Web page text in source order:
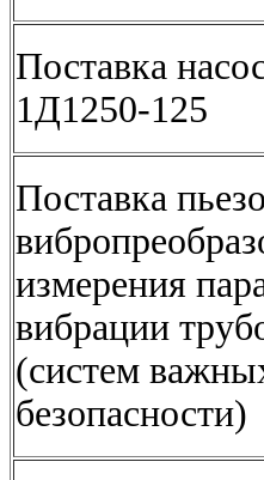
Поставка
1Д1250-125
Поставка
измерения
вибрации
(систем
безопасности)